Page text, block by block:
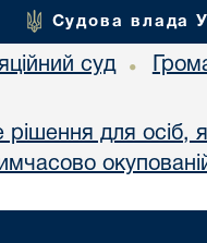
Судова влада
суд •
для осіб,